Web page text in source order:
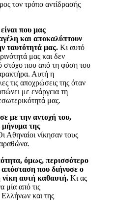
τον τρόπο αντίδρασής
που μας
και αποκαλύπτουν
ταυτότητά μας. Κι αυτό
μας και δεν
στόχο που από τη φύση του
Αυτή η
τις αποχρώσεις της όταν
με ενάργεια τη
μας.
με την αντοχή του,
μήνυμα της
Αθηναίοι νίκησαν τους
όμως, περισσότερο
απόσταση που διήνυσε ο
νίκη αυτή καθαυτή. Κι ας
μία από τις
Ελλήνων και της